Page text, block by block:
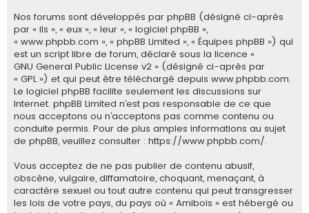
Nos forums sont développés par phpBB (désigné ci-après
par « ils », « eux », « leur », « logiciel phpBB »,
« www.phpbb.com », « phpBB Limited », « Équipes phpBB ») qui
est un script libre de forum, déclaré sous la licence «
GNU General Public License v2 » (désigné ci-après par
« GPL ») et qui peut être téléchargé depuis www.phpbb.com.
Le logiciel phpBB facilite seulement les discussions sur
Internet. phpBB Limited n’est pas responsable de ce que
nous acceptons ou n’acceptons pas comme contenu ou
conduite permis. Pour de plus amples informations au sujet
de phpBB, veuillez consulter : https://www.phpbb.com/.
Vous acceptez de ne pas publier de contenu abusif,
obscène, vulgaire, diffamatoire, choquant, menaçant, à
caractère sexuel ou tout autre contenu qui peut transgresser
les lois de votre pays, du pays où « Amibois » est hébergé ou